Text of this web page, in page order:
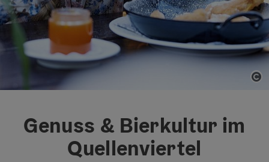
Genuss & Bierkultur im
Quellenviertel